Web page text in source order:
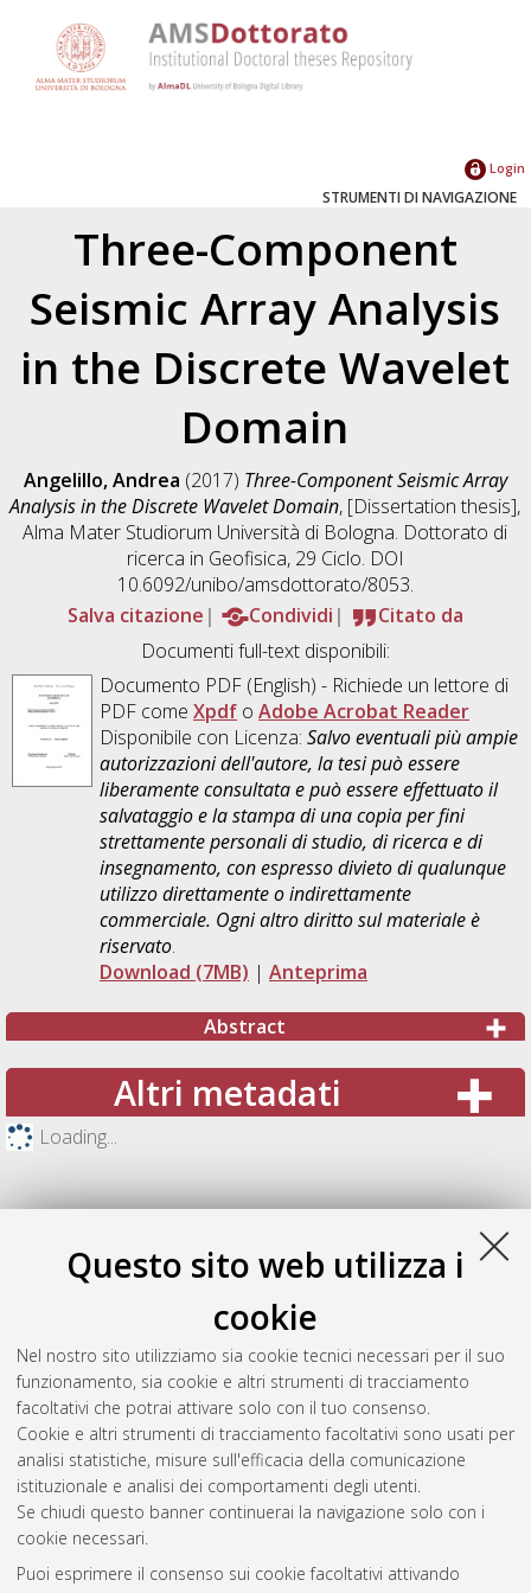
Questo sito web utilizza i
cookie
Nel nostro sito utilizziamo sia cookie tecnici necessari per il suo
funzionamento, sia cookie e altri strumenti di tracciamento
facoltativi che potrai attivare solo con il tuo consenso.
Cookie e altri strumenti di tracciamento facoltativi sono usati per
analisi statistiche, misure sull'efficacia della comunicazione
istituzionale e analisi dei comportamenti degli utenti.
Se chiudi questo banner continuerai la navigazione solo con i
cookie necessari.
Puoi esprimere il consenso sui cookie facoltativi attivando
Login
STRUMENTI DI NAVIGAZIONE
Three-Component
Seismic Array Analysis
in the Discrete Wavelet
Domain
Angelillo, Andrea (2017) Three-Component Seismic Array
Analysis in the Discrete Wavelet Domain, [Dissertation thesis],
Alma Mater Studiorum Università di Bologna. Dottorato di
ricerca in Geofisica, 29 Ciclo. DOI
10.6092/unibo/amsdottorato/8053.
Salva citazione
Condividi
Citato da
Documenti full-text disponibili:
Documento PDF(English) - Richiede un lettore di
PDF come Xpdfo Adobe Acrobat Reader
Disponibile con Licenza: Salvo eventuali più ampie
autorizzazioni dell'autore, la tesi può essere
liberamente consultata e può essere effettuato il
salvataggio e la stampa di una copia per fini
strettamente personali di studio, di ricerca e di
insegnamento, con espresso divieto di qualunque
utilizzo direttamente o indirettamente
commerciale. Ogni altro diritto sul materiale è
riservato.
Download (7MB) | Anteprima
Abstract
Altri metadati
Loading...
Gestione del documento:
Atom
Rss 1.0